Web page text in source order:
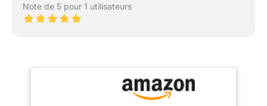
Note de 5 pour 1 utilisateurs